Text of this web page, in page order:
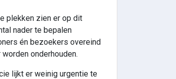
plekken zien er op dit
nader te bepalen
én bezoekers overeind
onderhouden.
lijkt er weinig urgentie te